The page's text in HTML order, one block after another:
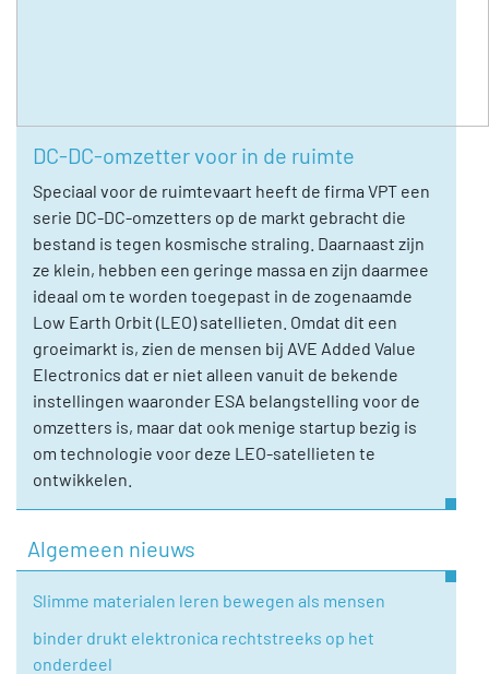
DC-DC-omzetter voor in de ruimte
Speciaal voor de ruimtevaart heeft de firma VPT een
serie DC-DC-omzetters op de markt gebracht die
bestand is tegen kosmische straling. Daarnaast zijn
ze klein, hebben een geringe massa en zijn daarmee
ideaal om te worden toegepast in de zogenaamde
Low Earth Orbit (LEO) satellieten. Omdat dit een
groeimarkt is, zien de mensen bij AVE Added Value
Electronics dat er niet alleen vanuit de bekende
instellingen waaronder ESA belangstelling voor de
omzetters is, maar dat ook menige startup bezig is
om technologie voor deze LEO-satellieten te
ontwikkelen.
Algemeen nieuws
Slimme materialen leren bewegen als mensen
binder drukt elektronica rechtstreeks op het
onderdeel